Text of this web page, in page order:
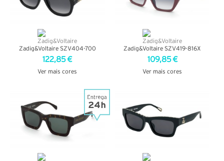
Zadig&Voltaire SZV404-700
122,85 €
Ver mais cores
Zadig&Voltaire SZV419-816X
109,85 €
Ver mais cores